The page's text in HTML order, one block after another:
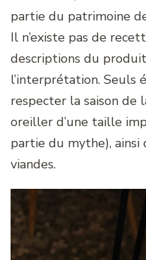
partie du patrimoine
Il n’existe pas de
descriptions du
l’interprétation. Seuls
respecter la saison de
oreiller d’une taille
partie du mythe), ainsi
viandes.